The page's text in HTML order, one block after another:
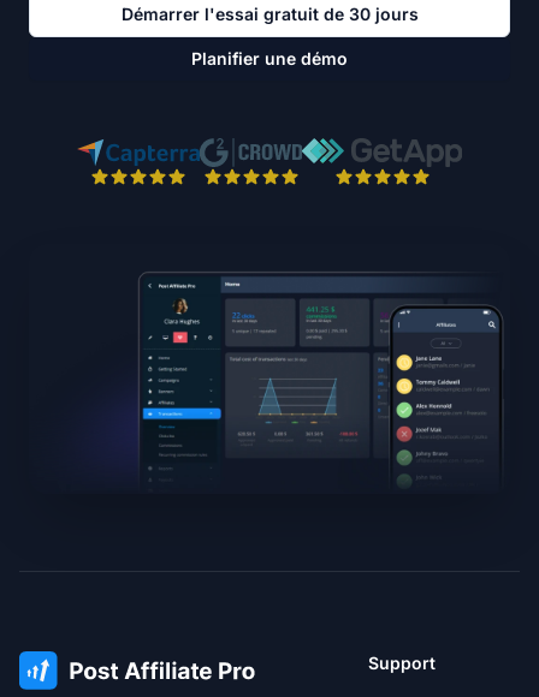
Démarrer l'essai gratuit de 30 jours
Planifier une démo
Support